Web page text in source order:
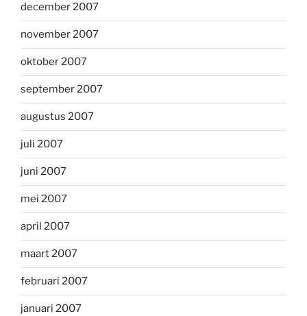
december 2007
november 2007
oktober 2007
september 2007
augustus 2007
juli 2007
juni 2007
mei 2007
april 2007
maart 2007
februari 2007
januari 2007